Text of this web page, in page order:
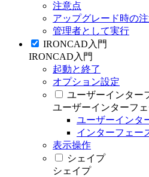
注意点
アップグレード時の
管理者として実行
IRONCAD入門
IRONCAD入門
起動と終了
オプション設定
ユーザーインター
ユーザーインターフ
ユーザーインタ
インターフェー
表示操作
シェイプ
シェイプ